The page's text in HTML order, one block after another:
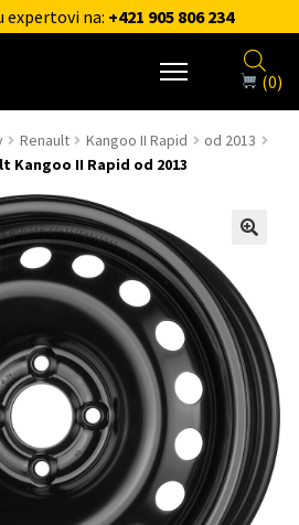
expertovi na: +421 905 806 234
(0)
Renault Kangoo II Rapid
od 2013
Kangoo II Rapid od 2013